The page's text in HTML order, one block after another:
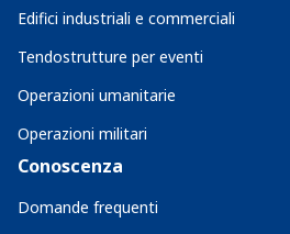
Edifici industriali e commerciali
Tendostrutture per eventi
Operazioni umanitarie
Operazioni militari
Conoscenza
Domande frequenti